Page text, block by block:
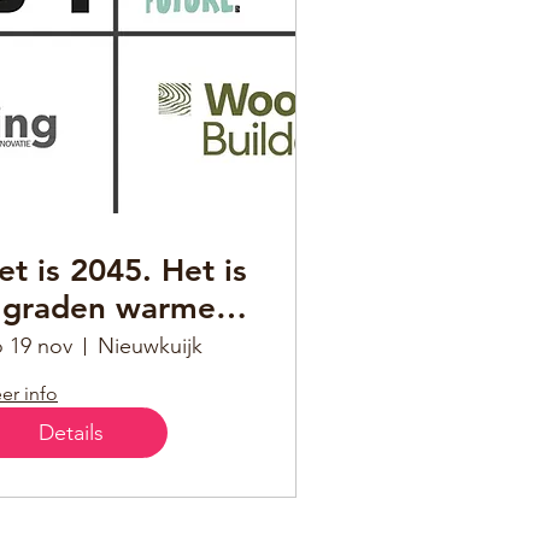
is 2045. Het is
warmer
aarde.
19 nov Nieuwkuijk
info
Details